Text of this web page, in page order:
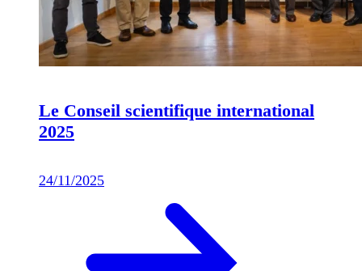
Le Conseil scientifique international
2025
24/11/2025